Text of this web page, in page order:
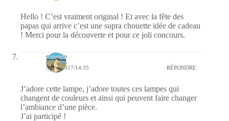
Hello ! C’est vraiment original ! Et avec la fête des
papas qui arrive c’est une supra chouette idée de cadeau
! Merci pour la découverte et pour ce joli concours.
sophie
30/05/2017/14:35 RÉPONDRE
J’adore cette lampe, j’adore toutes ces lampes qui
changent de couleurs et ainsi qui peuvent faire changer
l’ambiance d’une pièce.
J’ai participé !